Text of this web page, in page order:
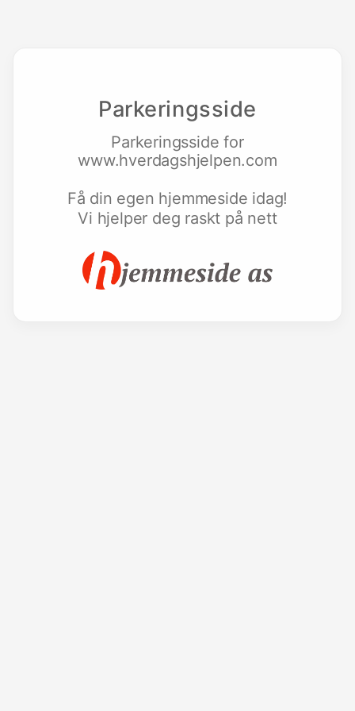
Parkeringsside
Parkeringsside for
www.hverdagshjelpen.com
Få din egen hjemmeside idag!
Vi hjelper deg raskt på nett